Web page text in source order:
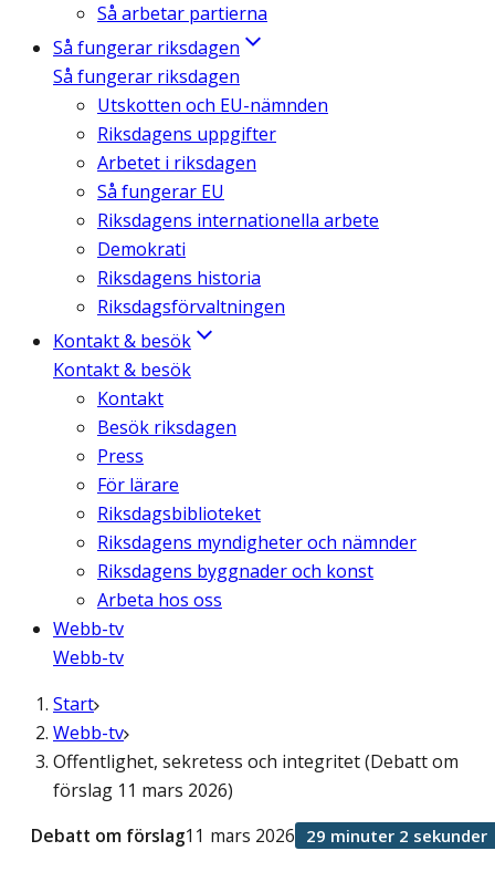
Så arbetar partierna
Så fungerar riksdagen
Så fungerar riksdagen
Utskotten och EU-nämnden
Riksdagens uppgifter
Arbetet i riksdagen
Så fungerar EU
Riksdagens internationella arbete
Demokrati
Riksdagens historia
Riksdagsförvaltningen
Kontakt & besök
Kontakt & besök
Kontakt
Besök riksdagen
Press
För lärare
Riksdagsbiblioteket
Riksdagens myndigheter och nämnder
Riksdagens byggnader och konst
Arbeta hos oss
Webb-tv
Webb-tv
Start
Webb-tv
Offentlighet, sekretess och integritet (Debatt om
förslag 11 mars 2026)
Debatt om förslag11 mars 2026 29 minuter 2 sekunder